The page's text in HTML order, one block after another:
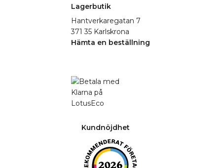
Lagerbutik
Hantverkaregatan 7
371 35 Karlskrona
Hämta en beställning
Kundnöjdhet